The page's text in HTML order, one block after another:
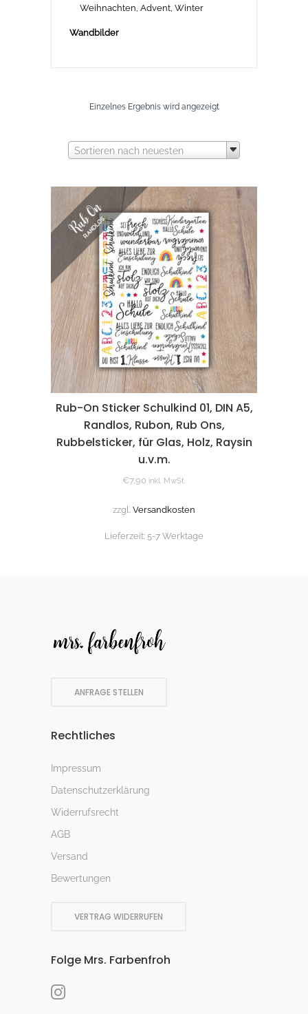
Weihnachten, Advent, Winter
Wandbilder
Einzelnes Ergebnis wird angezeigt
Sortieren nach neuesten
Rub-On Sticker Schulkind 01, DIN A5,
Randlos, Rubon, Rub Ons,
Rubbelsticker, für Glas, Holz, Raysin
u.v.m.
€7,90 inkl. MwSt.
zzgl. Versandkosten
Lieferzeit: 5-7 Werktage
ANFRAGE STELLEN
Rechtliches
Impressum
Datenschutzerklärung
Widerrufsrecht
AGB
Versand
Bewertungen
VERTRAG WIDERRUFEN
Folge Mrs. Farbenfroh